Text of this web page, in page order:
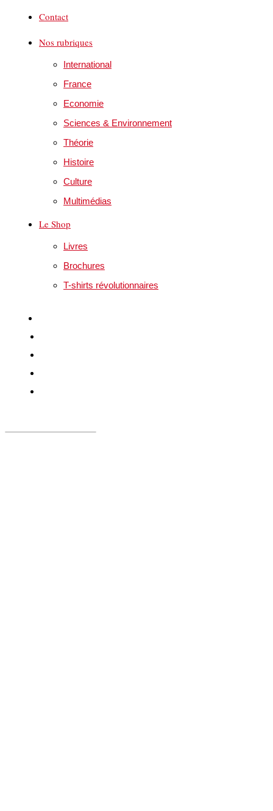
Contact
Nos rubriques
International
France
Economie
Sciences & Environnement
Théorie
Histoire
Culture
Multimédias
Le Shop
Livres
Brochures
T-shirts révolutionnaires